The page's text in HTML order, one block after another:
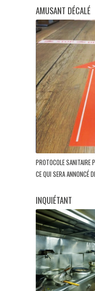
AMUSANT DÉCALÉ
PROTOCOLE SANITAIRE
CE QUI SERA ANNONCÉ
INQUIÉTANT